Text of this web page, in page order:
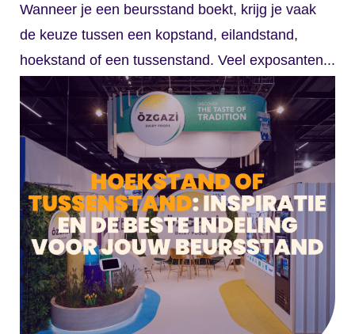
Wanneer je een beursstand boekt, krijg je vaak
de keuze tussen een kopstand, eilandstand,
hoekstand of een tussenstand. Veel exposanten...